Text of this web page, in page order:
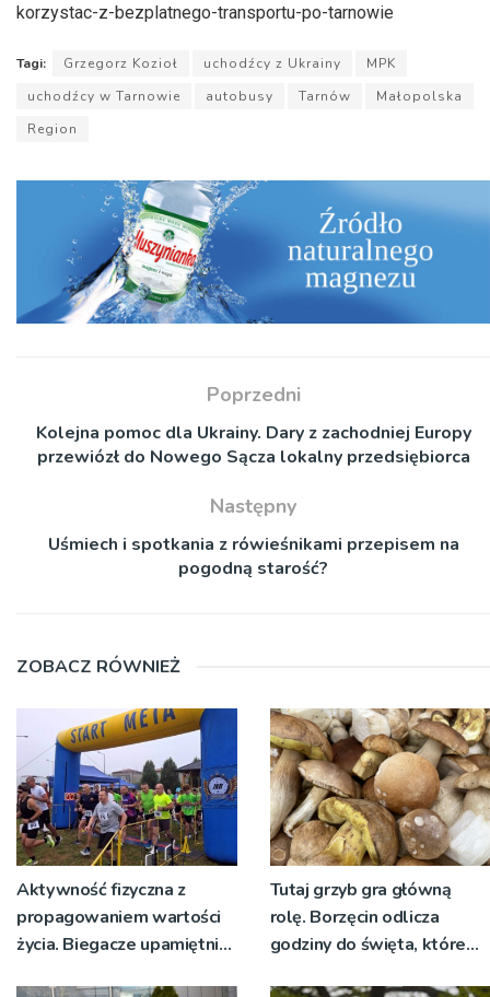
korzystac-z-bezplatnego-transportu-po-tarnowie
Tagi: Grzegorz Kozioł uchodźcy z Ukrainy
MPK
uchodźcy w Tarnowie
autobusy Tarnów
Małopolska
Region
Poprzedni
Kolejna pomoc dla Ukrainy. Dary z zachodniej Europy
przewiózł do Nowego Sącza lokalny przedsiębiorca
Następny
Uśmiech i spotkania z rówieśnikami przepisem na
pogodną starość?
ZOBACZ RÓWNIEŻ
Aktywność fizyczna z
propagowaniem wartości
życia. Biegacze upamiętnili
Tutaj grzyb gra główną
rolę. Borzęcin odlicza
godziny do święta, które